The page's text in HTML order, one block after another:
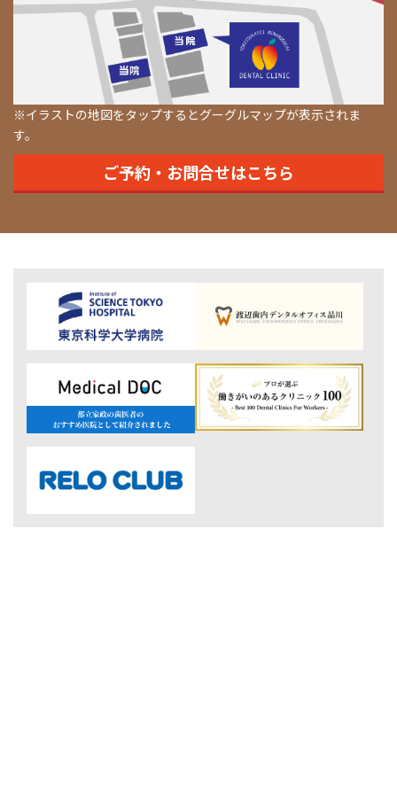
※イラストの地図をタップするとグーグルマップが表示されま
す。
ご予約・お問合せはこちら